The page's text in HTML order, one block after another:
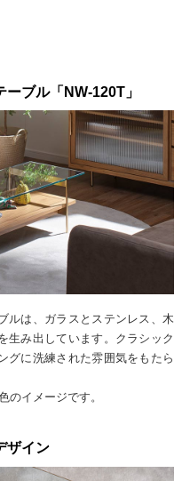
ブル「NW-120T」
ルは、ガラスとステンレス、木
生み出しています。クラシック
グに洗練された雰囲気をもたら
のイメージです。
ザイン